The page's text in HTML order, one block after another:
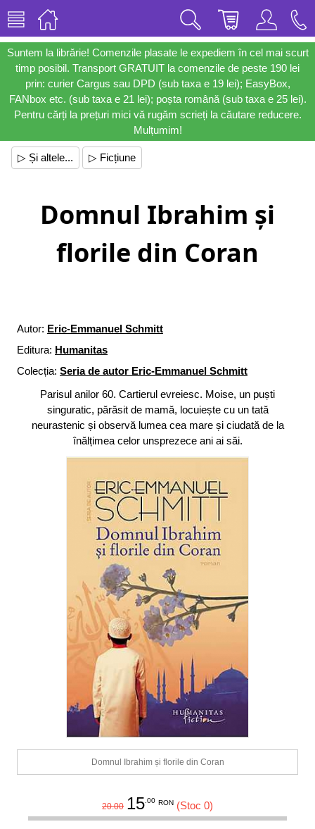
Suntem la librărie! Comenzile plasate le expediem în cel mai scurt
timp posibil. Transport GRATUIT la comenzile de peste 190 lei
prin: curier Cargus sau DPD (sub taxa e 19 lei); EasyBox,
FANbox etc. (sub taxa e 21 lei); poșta română (sub taxa e 25 lei).
Pentru cărți la prețuri mici vă rugăm scrieți la căutare reducere.
Mulțumim!
▷ Și altele... ▷ Ficțiune
Domnul Ibrahim și
florile din Coran
Autor: Eric-Emmanuel Schmitt
Editura: Humanitas
Colecția: Seria de autor Eric-Emmanuel Schmitt
Parisul anilor 60. Cartierul evreiesc. Moise, un puști
singuratic, părăsit de mamă, locuiește cu un tată
neurastenic și observă lumea cea mare și ciudată de la
înălțimea celor unsprezece ani ai săi.
Domnul Ibrahim și florile din Coran
20.00 15.00 RON (Stoc 0)